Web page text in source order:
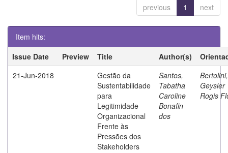
previous 1 next
Item hits:
Issue Date
Preview Title Author(s)
21-Jun-2018
Gestão da
Sustentabilidade
para
Legitimidade
Organizacional
Frente às
Pressões dos
Stakeholders
Santos,
Tabatha
Caroline
Bonafin
dos
Bertolini,
Geysler
Rogis